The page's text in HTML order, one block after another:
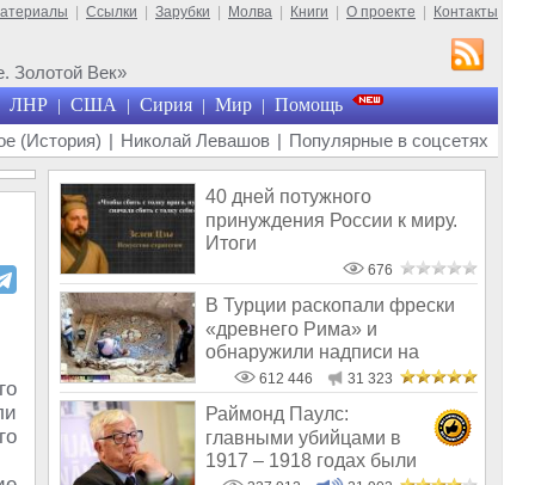
Ссылки Зарубки Молва Книги О проекте Контакты
Золотой Век»
ЛНР | США | Сирия | Мир | Помощь
(История) | Николай Левашов | Популярные в соцсетях
40 дней потужного
принуждения России к миру.
Итоги
676
В Турции раскопали фрески
«древнего Рима» и
обнаружили надписи на
Русском!612 446 31 323
Раймонд Паулс:
главными убийцами в
1917 – 1918 годах были